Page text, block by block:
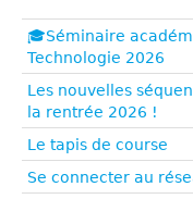
🎓Séminaire
Technologie 2026
Les nouvelles
la rentrée 2026 !
Le tapis de course
Se connecter au